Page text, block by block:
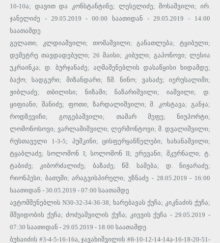
10-10ა; დავით და კონსტანტინე; ლესელიძე; მოსაშვილი; ირ.
ჯანელიძე - 29.05.2019 - 00:00 საათიდან - 29.05.2019 - 14:00
საათამდე
გელათი; კლდიაშვილი; თომაშვილი; განათლება; ტყიბული;
დემეტრე თავდადებული; 26 მაისი; კიბული; გაპონოვი; ლესია
უკრაინკა; დ. ბურჯანაძე; აღმაშენებლის დასაწყისი ხიდამდე;
ბაქო; სადგური; მიზანდარი; წმ. ნინო; ვასაძე; იერუსალიმი;
ჟიბლაძე; თბილისი; ნიზამი; ნაზარიშვილი; იაშვილი; დ.
ყიფიანი; შანიძე; ფოთი; ზარდალიშვილი; მ. კოსტავა; განჯა;
როდზევიჩი; გოგებაშვილი; თამარ მეფე; ნიუპორტი;
ლომონოსოვი; ვარლამიშვილი; ლერმონტოვი; მ. დვალიშვილი;
რუსთაველი 1-3-5; პუშკინი; ცისფერყანწელები; ხახანაშვილი;
ტყაბლაძე; სოლომონ I; სოლომონ II; ერევანი; მკურნალი; ტ.
ტაბიძე; კიბორძალიძე; ბაზაძე; წმ. სამება; დ. ნიჟარაძე;
რიონჰესი; ბათუმი; არაგვისპირელი; უზნაძე - 28.05.2019 - 16:00
საათიდან - 30.05.2019 - 07:00 საათამდე
ავტომშენებლის N30-32-34-36-38; ხარებავას ქუჩა; კიკნაძის ქუჩა;
მშვიდობის ქუჩა; ძოძუაშვილის ქუჩა; კიევის ქუჩა - 29.05.2019 -
07:30 საათიდან - 29.05.2019 - 18:00 საათამდე
ბუხაიძის #3-4-5-16-16ა, ჯავახიშვილის #8-10-12-14-14ა-16-18-20-51-